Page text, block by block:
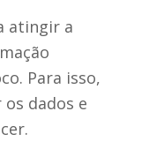
atingir a
Para isso,
dados e